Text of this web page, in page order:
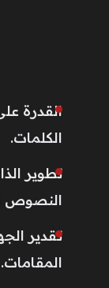
القدرة
الكلمات.
تطوير
النصوص
تقدير
المقامات.